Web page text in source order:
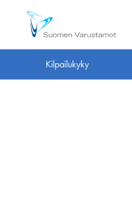
Kilpailukyky